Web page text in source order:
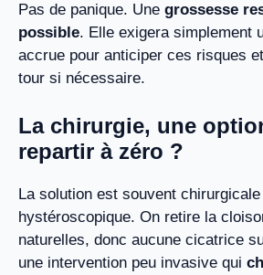
Pas de panique. Une grossesse
possible. Elle exigera simplement
accrue pour anticiper ces risques
tour si nécessaire.
La chirurgie, une
repartir à zéro ?
La solution est souvent
hystéroscopique. On retire la
naturelles, donc aucune cicatrice
une intervention peu invasive qui